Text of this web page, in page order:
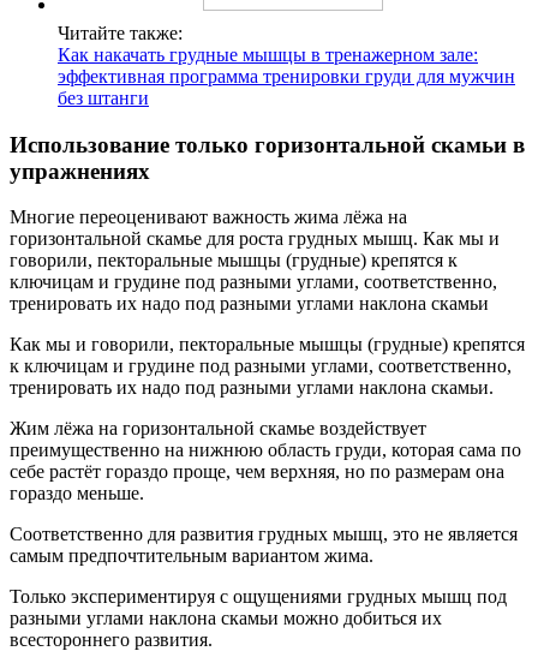
Читайте также:
Как накачать грудные мышцы в тренажерном зале:
эффективная программа тренировки груди для мужчин
без штанги
Использование только горизонтальной скамьи в
упражнениях
Многие переоценивают важность жима лёжа на
горизонтальной скамье для роста грудных мышц. Как мы и
говорили, пекторальные мышцы (грудные) крепятся к
ключицам и грудине под разными углами, соответственно,
тренировать их надо под разными углами наклона скамьи
Как мы и говорили, пекторальные мышцы (грудные) крепятся
к ключицам и грудине под разными углами, соответственно,
тренировать их надо под разными углами наклона скамьи.
Жим лёжа на горизонтальной скамье воздействует
преимущественно на нижнюю область груди, которая сама по
себе растёт гораздо проще, чем верхняя, но по размерам она
гораздо меньше.
Соответственно для развития грудных мышц, это не является
самым предпочтительным вариантом жима.
Только экспериментируя с ощущениями грудных мышц под
разными углами наклона скамьи можно добиться их
всестороннего развития.